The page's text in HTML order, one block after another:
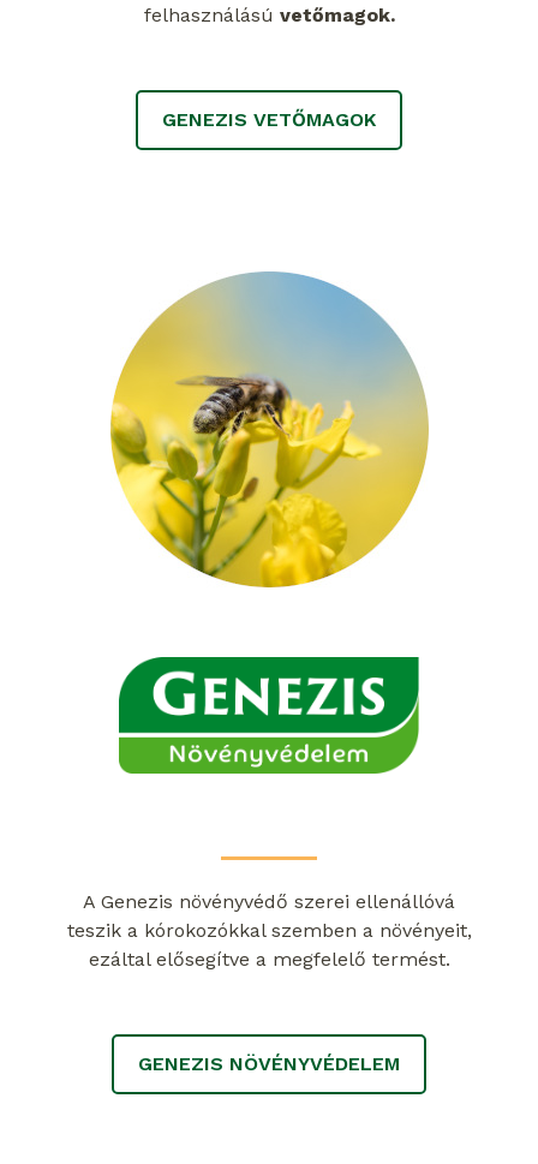
felhasználású vetőmagok.
GENEZIS VETŐMAGOK
A Genezis növényvédő szerei ellenállóvá
teszik a kórokozókkal szemben a növényeit,
ezáltal elősegítve a megfelelő termést.
GENEZIS NÖVÉNYVÉDELEM